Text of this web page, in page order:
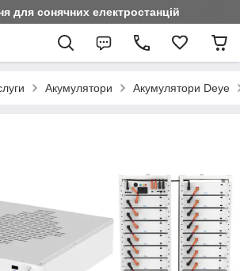
для сонячних електростанцій
Акумулятори Акумулятори Deye